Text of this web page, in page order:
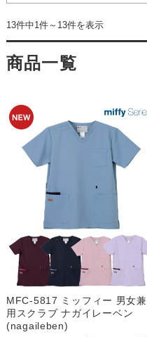
13件中1件～13件を表示
商品一覧
MFC-5817 ミッフィー 男女兼
用スクラブ ナガイレーベン
(nagaileben)